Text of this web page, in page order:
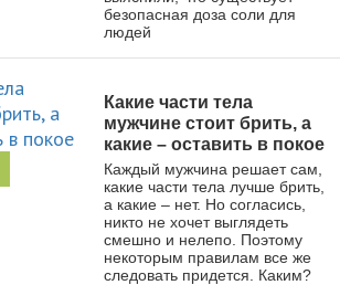
безопасная доза соли для
людей
Какие части тела
мужчине стоит брить, а
какие – оставить в покое
Каждый мужчина решает сам,
какие части тела лучше брить,
а какие – нет. Но согласись,
никто не хочет выглядеть
смешно и нелепо. Поэтому
некоторым правилам все же
следовать придется. Каким?